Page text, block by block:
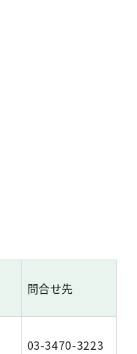
問合せ先
03-3470-3223